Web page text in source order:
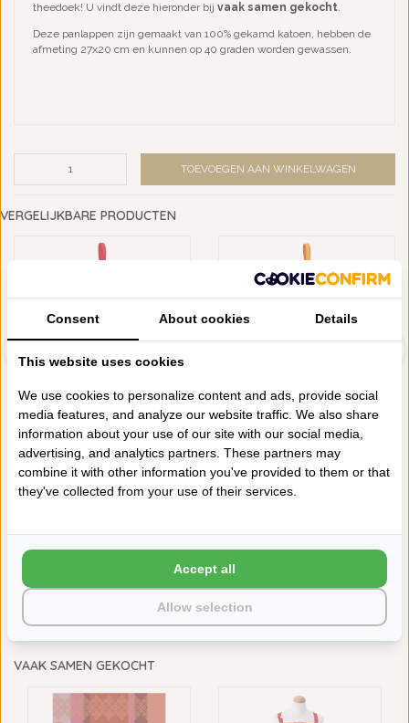
theedoek! U vindt deze hieronder bij vaak samen gekocht.
Deze panlappen zijn gemaakt van 100% gekamd katoen, hebben de
afmeting 27x20 cm en kunnen op 40 graden worden gewassen.
TOEVOEGEN AAN WINKELWAGEN
VERGELIJKBARE PRODUCTEN
LE JACQUARD FRANÇAIS
PANNENLAP MUMBAI...
LE JACQUARD FRANÇAIS
PANNENLAP CERISE...
Schrijf je eigen review
Toevoegen aan vergelijking
VAAK SAMEN GEKOCHT
Consent About cookies Details
This website uses cookies
We use cookies to personalize content and ads, provide social
media features, and analyze our website traffic. We also share
information about your use of our site with our social media,
advertising, and analytics partners. These partners may
combine it with other information you've provided to them or that
they've collected from your use of their services.
Allow selection
Accept all